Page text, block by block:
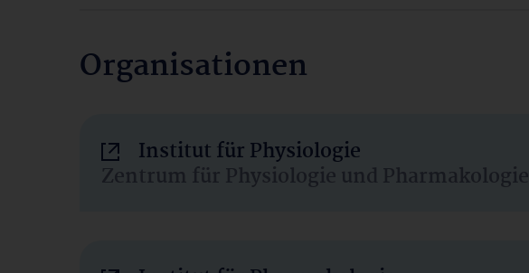
Organisationen
Institut für Physiologie
Zentrum für Physiologie und Pharmakologie